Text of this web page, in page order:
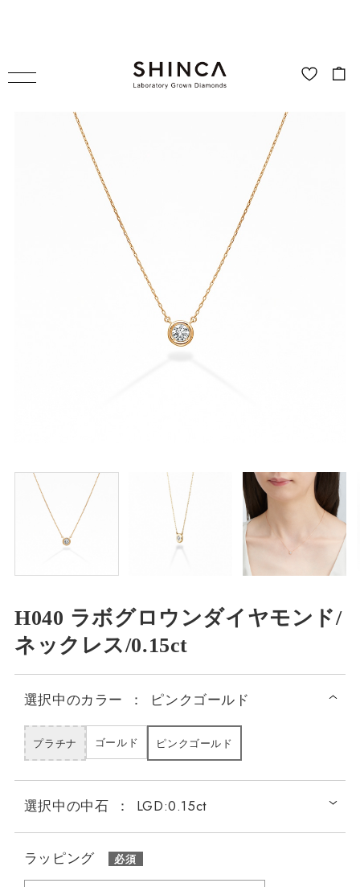
H040 ラボグロウンダイヤモンド/
ネックレス/0.15ct
選択中のカラー ： ピンクゴールド
プラチナ ゴールド ピンクゴールド
選択中の中石 ： LGD:0.15ct
ラッピング